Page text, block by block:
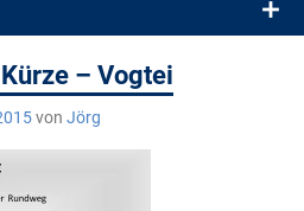
– Vogtei
von Jörg